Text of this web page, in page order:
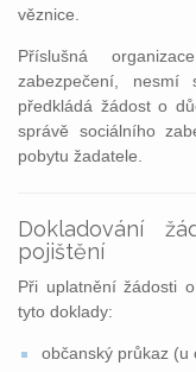
věznice.
Příslušná
zabezpečení, nesmí
předkládá žádost o
správě sociálního
pobytu žadatele.
Dokladování
pojištění
Při uplatnění žádosti
tyto doklady:
občanský průkaz (u